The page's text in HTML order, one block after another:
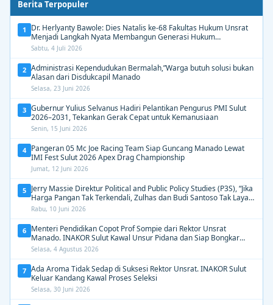
Berita Terpopuler
1
Dr. Herlyanty Bawole: Dies Natalis ke-68 Fakultas Hukum Unsrat
Menjadi Langkah Nyata Membangun Generasi Hukum
Berdampak
Sabtu, 4 Juli 2026
2 Administrasi Kependudukan Bermalah,”Warga butuh solusi bukan
Alasan dari Disdukcapil Manado
Selasa, 23 Juni 2026
3 Gubernur Yulius Selvanus Hadiri Pelantikan Pengurus PMI Sulut
2026–2031, Tekankan Gerak Cepat untuk Kemanusiaan
Senin, 15 Juni 2026
4 Pangeran 05 Mc Joe Racing Team Siap Guncang Manado Lewat
IMI Fest Sulut 2026 Apex Drag Championship
Jumat, 12 Juni 2026
5 Jerry Massie Direktur Political and Public Policy Studies (P3S), “Jika
Harga Pangan Tak Terkendali, Zulhas dan Budi Santoso Tak Layak
Dipertahankan”
Rabu, 10 Juni 2026
6 Menteri Pendidikan Copot Prof Sompie dari Rektor Unsrat
Manado. INAKOR Sulut Kawal Unsur Pidana dan Siap Bongkar
Aroma Busuk di Suksesi Rektor
Selasa, 4 Agustus 2026
7 Ada Aroma Tidak Sedap di Suksesi Rektor Unsrat. INAKOR Sulut
Keluar Kandang Kawal Proses Seleksi
Selasa, 30 Juni 2026